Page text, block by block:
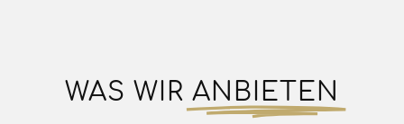
WAS WIR ANBIETEN